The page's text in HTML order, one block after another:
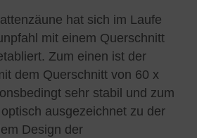
hat sich im Laufe
mit einem Querschnitt
Zum einen ist der
dem Querschnitt von 60 x
sehr stabil und zum
ausgezeichnet zu der
Design der